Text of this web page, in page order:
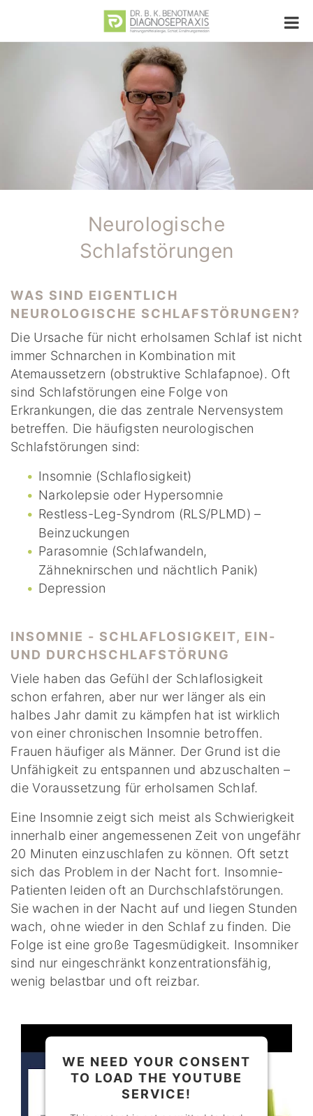
Neurologische
Schlafstörungen
WAS SIND EIGENTLICH
NEUROLOGISCHE SCHLAFSTÖRUNGEN?
Die Ursache für nicht erholsamen Schlaf ist nicht
immer Schnarchen in Kombination mit
Atemaussetzern (obstruktive Schlafapnoe). Oft
sind Schlafstörungen eine Folge von
Erkrankungen, die das zentrale Nervensystem
betreffen. Die häufigsten neurologischen
Schlafstörungen sind:
Insomnie (Schlaflosigkeit)
Narkolepsie oder Hypersomnie
Restless-Leg-Syndrom (RLS/PLMD) –
Beinzuckungen
Parasomnie (Schlafwandeln,
Zähneknirschen und nächtlich Panik)
Depression
INSOMNIE - SCHLAFLOSIGKEIT, EIN-
UND DURCHSCHLAFSTÖRUNG
Viele haben das Gefühl der Schlaflosigkeit
schon erfahren, aber nur wer länger als ein
halbes Jahr damit zu kämpfen hat ist wirklich
von einer chronischen Insomnie betroffen.
Frauen häufiger als Männer. Der Grund ist die
Unfähigkeit zu entspannen und abzuschalten –
die Voraussetzung für erholsamen Schlaf.
Eine Insomnie zeigt sich meist als Schwierigkeit
innerhalb einer angemessenen Zeit von ungefähr
20 Minuten einzuschlafen zu können. Oft setzt
sich das Problem in der Nacht fort. Insomnie-
Patienten leiden oft an Durchschlafstörungen.
Sie wachen in der Nacht auf und liegen Stunden
wach, ohne wieder in den Schlaf zu finden. Die
Folge ist eine große Tagesmüdigkeit. Insomniker
sind nur eingeschränkt konzentrationsfähig,
wenig belastbar und oft reizbar.
WE NEED YOUR CONSENT
TO LOAD THE YOUTUBE
SERVICE!